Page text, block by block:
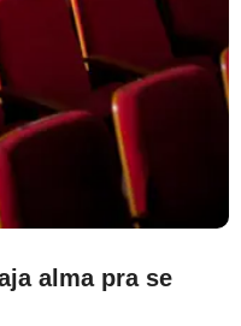
alma pra se